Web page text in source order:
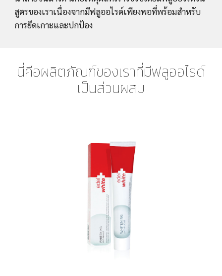
สูตรของเราเนื่องจากมีฟลูออไรด์เพียงพอที่พร้อมสำหรับ
การยึดเกาะและปกป้อง
นี่คือผลิตภัณฑ์ของเราที่มีฟลูออไรด์
เป็นส่วนผสม